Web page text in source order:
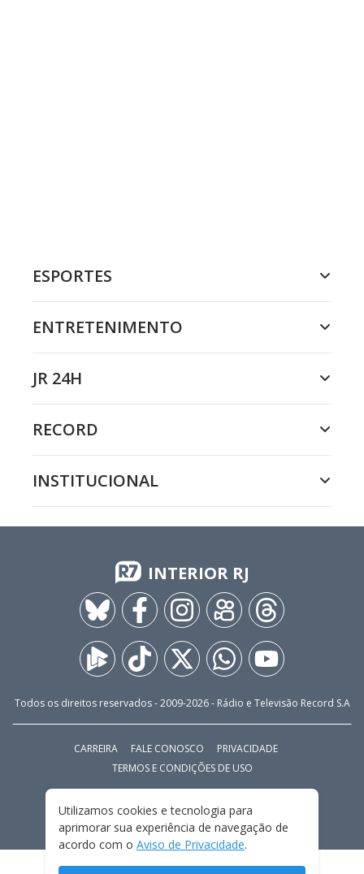
ESPORTES
ENTRETENIMENTO
JR 24H
RECORD
INSTITUCIONAL
INTERIOR RJ
Todos os direitos reservados - 2009-2026- Rádio e Televisão Record S.A
CARREIRA FALE CONOSCO
PRIVACIDADE
TERMOS E CONDIÇÕES DE USO
Utilizamos cookies e tecnologia para
aprimorar sua experiência de navegação de
acordo com o Aviso de Privacidade.